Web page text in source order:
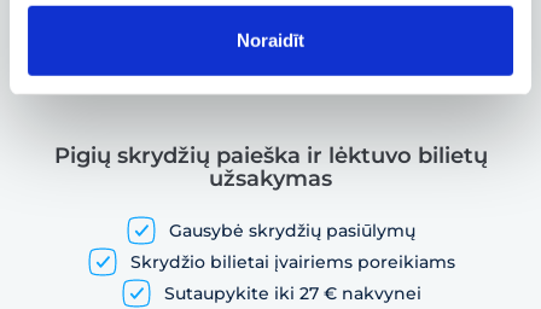
Noraidīt
Skrydžio būsenos ir kitos aktualios
informacijos sekimas realiuoju laiku
Pigių skrydžių paieška ir lėktuvo bilietų
užsakymas
Gausybė skrydžių pasiūlymų
Skrydžio bilietai įvairiems poreikiams
Sutaupykite iki 27 € nakvynei